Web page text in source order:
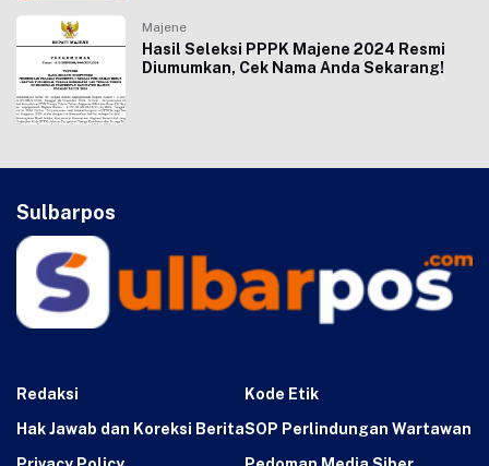
Majene
Hasil Seleksi PPPK Majene 2024 Resmi
Diumumkan, Cek Nama Anda Sekarang!
Sulbarpos
Redaksi
Kode Etik
Hak Jawab dan Koreksi BeritaSOP Perlindungan Wartawan